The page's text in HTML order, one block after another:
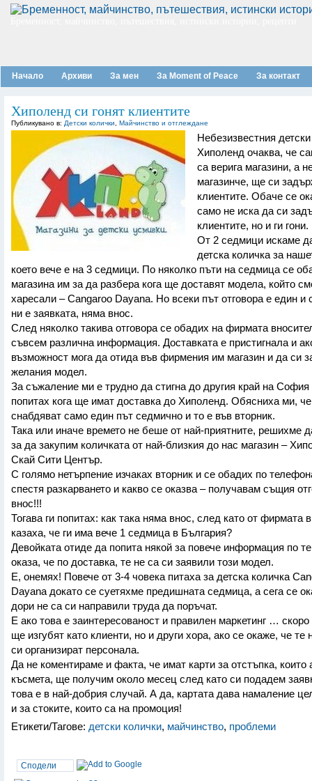
Начало Архиви За мен За Moment of Peace За контакт
Хиполенд си гонят клиентите
Публикувано в: Детски колички Майчинство и отглеждане
Небезизвестния
Хиполенд очаква, че
са верига магазини, а
магазинче, ще си
клиентите. Обаче се
само не иска да си
клиентите, но и ги гони.
От 2 седмици искаме
детска количка за
което вече е на 3 седмици. По няколко пъти на седмица се
магазина им за да разбера кога ще доставят модела, който
харесали – Cangaroo Dayana. Но всеки път отговора е един и
ни е заявката, няма внос.
След няколко такива отговора се обадих на фирмата
съвсем различна информация. Доставката е пристигнала и
възможност мога да отида във фирмения им магазин и да си
желания модел.
За съжаление ми е трудно да стигна до другия край на София
попитах кога ще имат доставка до Хиполенд. Обясниха ми, че
снабдяват само един път седмично и то е във вторник.
Така или иначе времето не беше от най-приятните, решихме
за да закупим количката от най-близкия до нас магазин –
Скай Сити Център.
С голямо нетърпение изчаках вторник и се обадих по
спестя разкарването и какво се оказва – получавам същия
внос!!!
Тогава ги попитах: как така няма внос, след като от фирмата
казаха, че ги има вече 1 седмица в България?
Девойката отиде да попита някой за повече информация по
оказа, че по доставка, те не са си заявили този модел.
Е, онемях! Повече от 3-4 човека питаха за детска количка
Dayana докато се суетяхме предишната седмица, а сега се
дори не са си направили труда да поръчат.
Е ако това е заинтересованост и правилен маркетинг …
ще изгубят като клиенти, но и други хора, ако се окаже, че те
си организират персонала.
Да не коментираме и факта, че имат карти за отстъпка, които
късмета, ще получим около месец след като си подадем
това е в най-добрия случай. А да, картата дава намаление
и за стоките, които са на промоция!
Етикети/Тагове: детски колички, майчинство, проблеми
Сподели